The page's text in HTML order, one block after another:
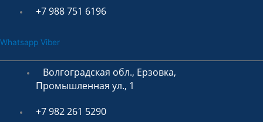
+7 988 751 6196
Whatsapp Viber
Волгоградская обл., Ерзовка,
Промышленная ул., 1
+7 982 261 5290